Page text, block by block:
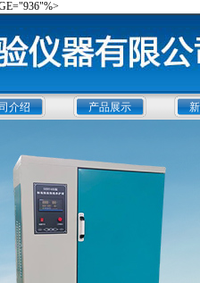
介绍 产品展示